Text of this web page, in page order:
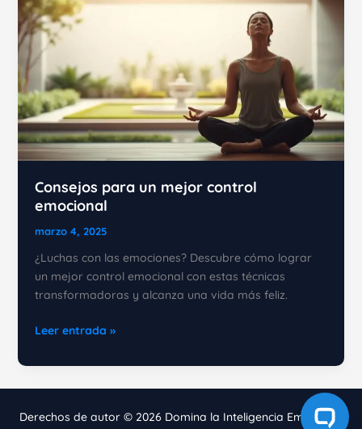
Consejos para un mejor control
emocional
marzo 4, 2025
¿Luchas con las emociones? Descubre cómo lograr
un mejor control emocional con estas técnicas
transformadoras y alcanza una vida más feliz.
Consejos
un
mejor
emocional
Leer entrada »
Derechos de autor © 2026 Domina la Inteligencia Emocional